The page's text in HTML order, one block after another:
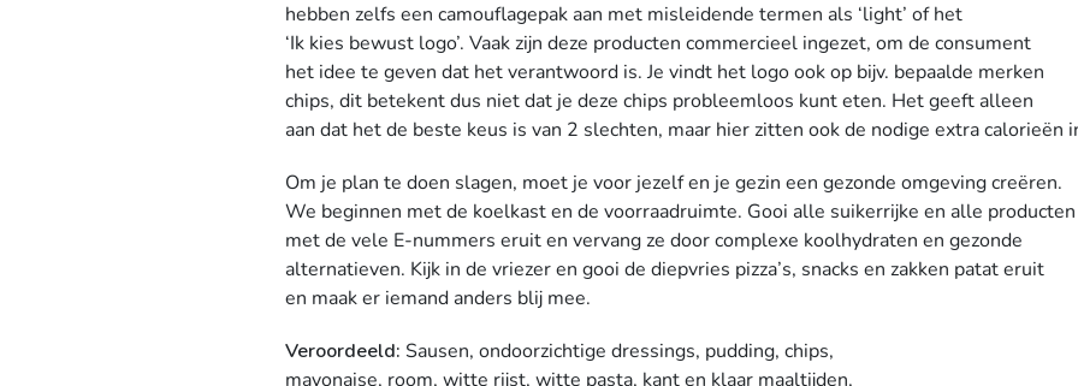
hebben zelfs een camouflagepak aan met misleidende termen als ‘light’ of het
‘Ik kies bewust logo’. Vaak zijn deze producten commercieel ingezet, om de consument
het idee te geven dat het verantwoord is. Je vindt het logo ook op bijv. bepaalde merken
chips, dit betekent dus niet dat je deze chips probleemloos kunt eten. Het geeft alleen
aan dat het de beste keus is van 2 slechten, maar hier zitten ook de nodige extra calorieën
Om je plan te doen slagen, moet je voor jezelf en je gezin een gezonde omgeving creëren.
We beginnen met de koelkast en de voorraadruimte. Gooi alle suikerrijke en alle producten
met de vele E-nummers eruit en vervang ze door complexe koolhydraten en gezonde
alternatieven. Kijk in de vriezer en gooi de diepvries pizza’s, snacks en zakken patat eruit
en maak er iemand anders blij mee.
Veroordeeld: Sausen, ondoorzichtige dressings, pudding, chips,
mayonaise, room, witte rijst, witte pasta, kant en klaar maaltijden,